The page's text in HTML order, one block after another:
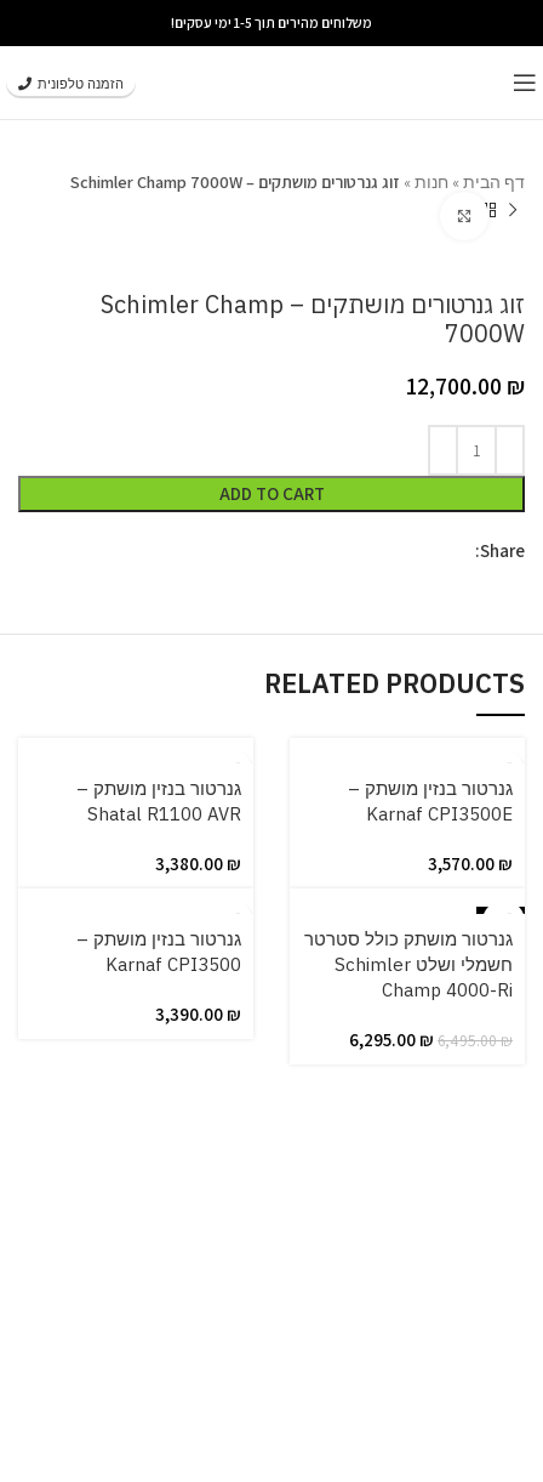
משלוחים מהירים תוך 1-5 ימי עסקים!
הזמנה טלפונית
דף הבית » חנות » זוג גנרטורים מושתקים – Schimler Champ 7000W
זוג גנרטורים מושתקים – Schimler Champ
7000W
12,700.00 ₪
ADD TO CART
Share:
RELATED PRODUCTS
גנרטור ‏בנזין מושתק –
Karnaf CPI3500E
3,570.00 ₪
גנרטור ‏בנזין מושתק –
Shatal R1100 AVR
3,380.00 ₪
גנרטור מושתק כולל סטרטר
חשמלי ושלט Schimler
Champ 4000-Ri
6,495.00₪
6,295.00 ₪
גנרטור ‏בנזין מושתק –
Karnaf CPI3500
3,390.00 ₪